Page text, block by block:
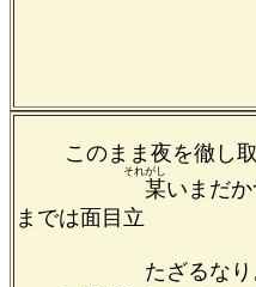
このまま夜を徹し取
某
それがし
いまだ
までは面目立
たざるなり。 何